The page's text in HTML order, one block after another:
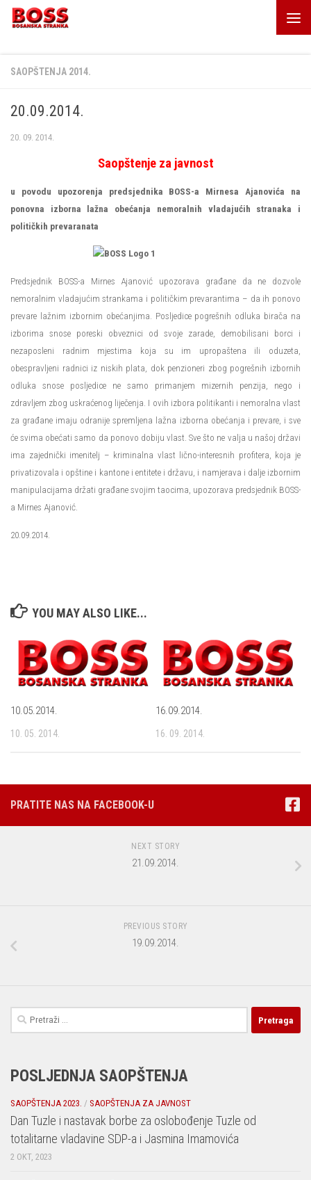
Skip to content
SAOPŠTENJA 2014.
20.09.2014.
20. 09. 2014.
Saopštenje za javnost
u povodu upozorenja predsjednika BOSS-a Mirnesa Ajanovića na
ponovna izborna lažna obećanja nemoralnih vladajućih stranaka i
političkih prevaranata
Predsjednik BOSS-a Mirnes Ajanović upozorava građane da ne dozvole
nemoralnim vladajućim strankama i političkim prevarantima – da ih ponovo
prevare lažnim izbornim obećanjima. Posljedice pogrešnih odluka birača na
izborima snose poreski obveznici od svoje zarade, demobilisani borci i
nezaposleni radnim mjestima koja su im upropaštena ili oduzeta,
obespravljeni radnici iz niskih plata, dok penzioneri zbog pogrešnih izbornih
odluka snose posljedice ne samo primanjem mizernih penzija, nego i
zdravljem zbog uskraćenog liječenja. I ovih izbora politikanti i nemoralna vlast
za građane imaju odranije spremljena lažna izborna obećanja i prevare, i sve
će svima obećati samo da ponovo dobiju vlast. Sve što ne valja u našoj državi
ima zajednički imenitelj – kriminalna vlast lično-interesnih profitera, koja je
privatizovala i opštine i kantone i entitete i državu, i namjerava i dalje izbornim
manipulacijama držati građane svojim taocima, upozorava predsjednik BOSS-
a Mirnes Ajanović.
20.09.2014.
YOU MAY ALSO LIKE...
10.05.2014.
10. 05. 2014.
16.09.2014.
16. 09. 2014.
PRATITE NAS NA FACEBOOK-U
NEXT STORY
21.09.2014.
PREVIOUS STORY
19.09.2014.
Pretraga:
POSLJEDNJA SAOPŠTENJA
SAOPŠTENJA 2023. / SAOPŠTENJA ZA JAVNOST
Dan Tuzle i nastavak borbe za oslobođenje Tuzle od
totalitarne vladavine SDP-a i Jasmina Imamovića
2 OKT, 2023